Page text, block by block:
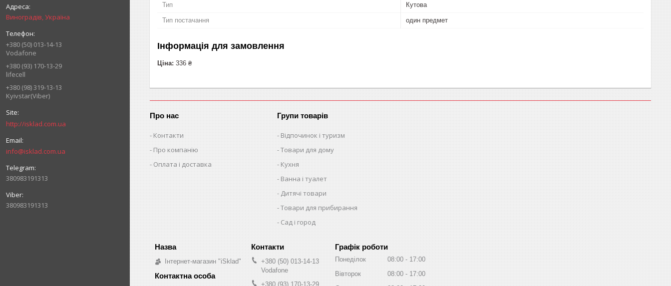
Виноградів, Україна
+380 (50) 013-14-13
Vodafone
+380 (93) 170-13-29
lifecell
+380 (98) 319-13-13
Kyivstar(Viber)
http://isklad.com.ua
info@isklad.com.ua
380983191313
380983191313
Тип Кутова
Тип постачання один предмет
Інформація для замовлення
Ціна: 336 ₴
Про нас
Контакти
Про компанію
Оплата і доставка
Групи товарів
Відпочинок і туризм
Товари для дому
Кухня
Ванна і туалет
Дитячі товари
Товари для прибирання
Сад і город
Інтернет-магазин "iSklad"
+380 (50) 013-14-13
Vodafone
+380 (93) 170-13-29
Графік роботи
Понеділок 08:00
17:00
Вівторок
08:00
17:00